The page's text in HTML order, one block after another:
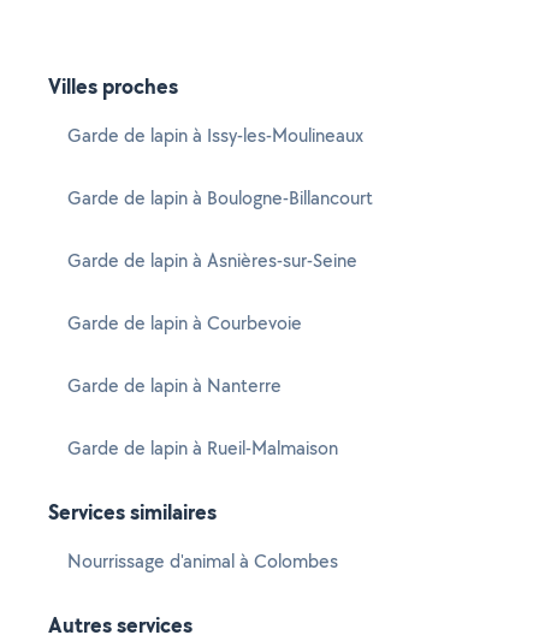
Villes proches
Garde de lapin à Issy-les-Moulineaux
Garde de lapin à Boulogne-Billancourt
Garde de lapin à Asnières-sur-Seine
Garde de lapin à Courbevoie
Garde de lapin à Nanterre
Garde de lapin à Rueil-Malmaison
Services similaires
Nourrissage d'animal à Colombes
Autres services